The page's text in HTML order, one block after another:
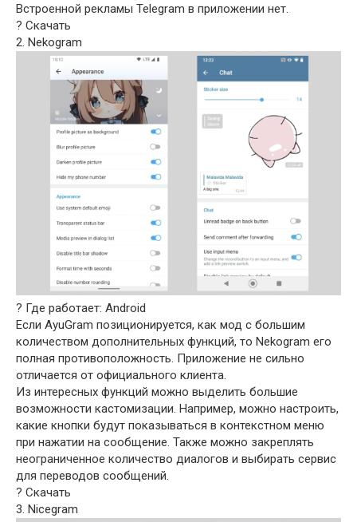
Встроенной рекламы Telegram в приложении нет.
? Скачать
2. Nekogram
? Где работает: Android
Если AyuGram позиционируется, как мод с большим
количеством дополнительных функций, то Nekogram его
полная противоположность. Приложение не сильно
отличается от официального клиента.
Из интересных функций можно выделить большие
возможности кастомизации. Например, можно настроить,
какие кнопки будут показываться в контекстном меню
при нажатии на сообщение. Также можно закреплять
неограниченное количество диалогов и выбирать сервис
для переводов сообщений.
? Скачать
3. Nicegram